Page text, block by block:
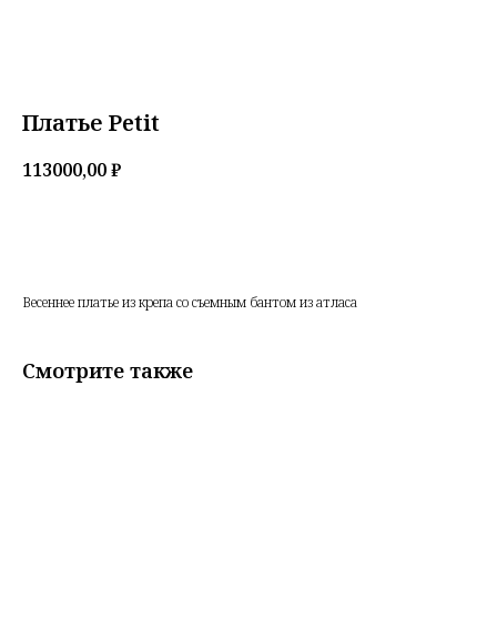
Платье Petit
113000,00₽
Весеннее платье из крепа со съемным бантом из атласа
Смотрите также